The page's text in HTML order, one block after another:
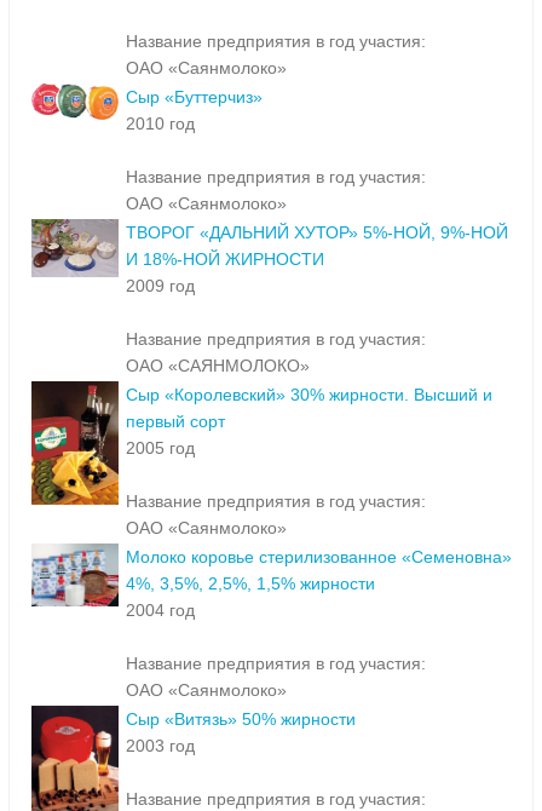
Название предприятия в год участия:
ОАО «Саянмолоко»
Сыр «Буттерчиз»
2010 год
Название предприятия в год участия:
ОАО «Саянмолоко»
ТВОРОГ «ДАЛЬНИЙ ХУТОР» 5%-НОЙ, 9%-НОЙ
И 18%-НОЙ ЖИРНОСТИ
2009 год
Название предприятия в год участия:
ОАО «САЯНМОЛОКО»
Сыр «Королевский» 30% жирности. Высший и
первый сорт
2005 год
Название предприятия в год участия:
ОАО «Саянмолоко»
Молоко коровье стерилизованное «Семеновна»
4%, 3,5%, 2,5%, 1,5% жирности
2004 год
Название предприятия в год участия:
ОАО «Саянмолоко»
Сыр «Витязь» 50% жирности
2003 год
Название предприятия в год участия: